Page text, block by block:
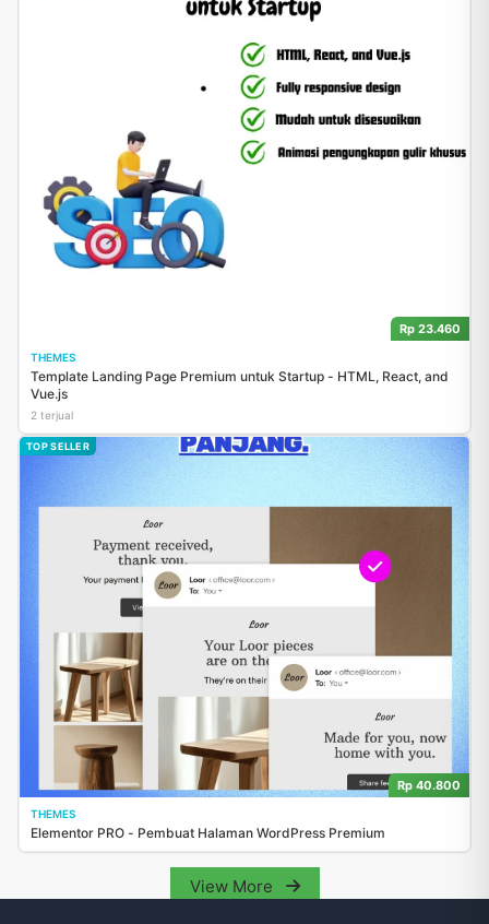
Rp 23.460
THEMES
Template Landing Page Premium untuk Startup - HTML, React, and
Vue.js
2 terjual
TOP SELLER
Rp 40.800
THEMES
Elementor PRO - Pembuat Halaman WordPress Premium
View More